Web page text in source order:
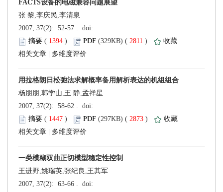
张 黎,李庆民,李清泉
( ) 2811 )
杨朋朋,韩学山,王 静,孟祥星
( ) 2873 )
王进野,姚瑞英,张纪良,王其军